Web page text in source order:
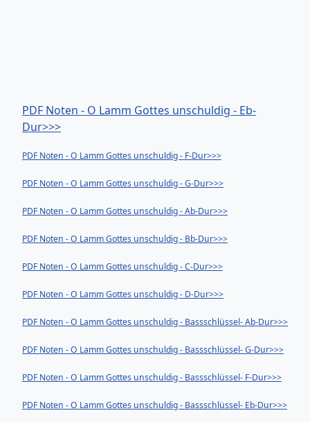
PDF Noten - O Lamm Gottes unschuldig - Eb-
Dur>>>
PDF Noten - O Lamm Gottes unschuldig - F-Dur>>>
PDF Noten - O Lamm Gottes unschuldig - G-Dur>>>
PDF Noten - O Lamm Gottes unschuldig - Ab-Dur>>>
PDF Noten - O Lamm Gottes unschuldig - Bb-Dur>>>
PDF Noten - O Lamm Gottes unschuldig - C-Dur>>>
PDF Noten - O Lamm Gottes unschuldig - D-Dur>>>
PDF Noten - O Lamm Gottes unschuldig - Bassschlüssel- Ab-Dur>>>
PDF Noten - O Lamm Gottes unschuldig - Bassschlüssel- G-Dur>>>
PDF Noten - O Lamm Gottes unschuldig - Bassschlüssel- F-Dur>>>
PDF Noten - O Lamm Gottes unschuldig - Bassschlüssel- Eb-Dur>>>